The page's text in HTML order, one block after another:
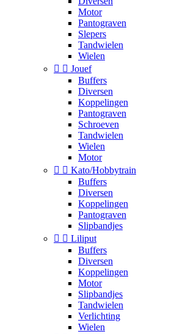
Motor
Pantograven
Slepers
Tandwielen
Wielen
  Jouef
Buffers
Diversen
Koppelingen
Pantograven
Schroeven
Tandwielen
Wielen
Motor
  Kato/Hobbytrain
Buffers
Diversen
Koppelingen
Pantograven
Slipbandjes
  Liliput
Buffers
Diversen
Koppelingen
Motor
Slipbandjes
Tandwielen
Verlichting
Wielen